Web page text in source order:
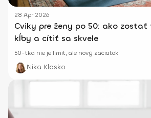
28 Apr 2026
Cviky pre ženy po 50: ako
kĺby a cítiť sa skvele
50-tka nie je limit, ale nový začiatok
Nika Klasko